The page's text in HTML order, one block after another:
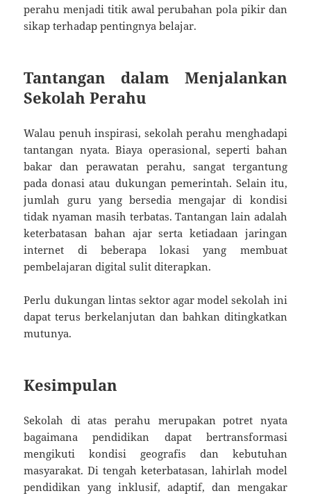
perahu menjadi titik awal perubahan pola pikir dan
sikap terhadap pentingnya belajar.
Tantangan dalam Menjalankan
Sekolah Perahu
Walau penuh inspirasi, sekolah perahu menghadapi
tantangan nyata. Biaya operasional, seperti bahan
bakar dan perawatan perahu, sangat tergantung
pada donasi atau dukungan pemerintah. Selain itu,
jumlah guru yang bersedia mengajar di kondisi
tidak nyaman masih terbatas. Tantangan lain adalah
keterbatasan bahan ajar serta ketiadaan jaringan
internet di beberapa lokasi yang membuat
pembelajaran digital sulit diterapkan.
Perlu dukungan lintas sektor agar model sekolah ini
dapat terus berkelanjutan dan bahkan ditingkatkan
mutunya.
Kesimpulan
Sekolah di atas perahu merupakan potret nyata
bagaimana pendidikan dapat bertransformasi
mengikuti kondisi geografis dan kebutuhan
masyarakat. Di tengah keterbatasan, lahirlah model
pendidikan yang inklusif, adaptif, dan mengakar